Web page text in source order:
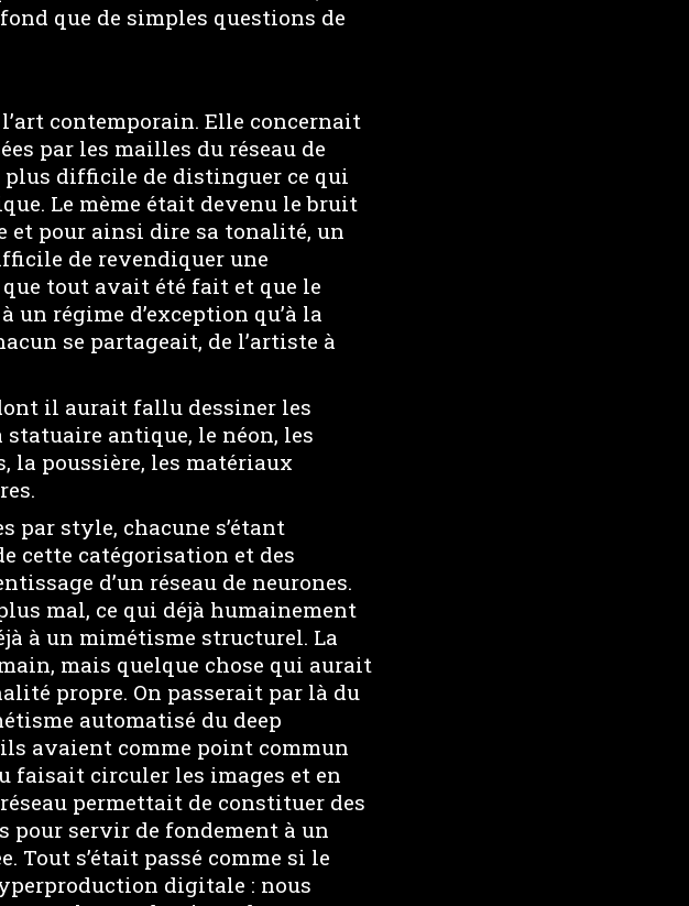
que de simples questions de
contemporain. Elle concernait
par les mailles du réseau de
difficile de distinguer ce qui
Le mème était devenu le bruit
et pour ainsi dire sa tonalité, un
de revendiquer une
tout avait été fait et que le
régime d’exception qu’à la
se partageait, de l’artiste à
il aurait fallu dessiner les
statuaire antique, le néon, les
la poussière, les matériaux
par style, chacune s’étant
cette catégorisation et des
d’un réseau de neurones.
mal, ce qui déjà humainement
à un mimétisme structurel. La
mais quelque chose qui aurait
propre. On passerait par là du
automatisé du deep
avaient comme point commun
faisait circuler les images et en
permettait de constituer des
pour servir de fondement à un
Tout s’était passé comme si le
digitale : nous